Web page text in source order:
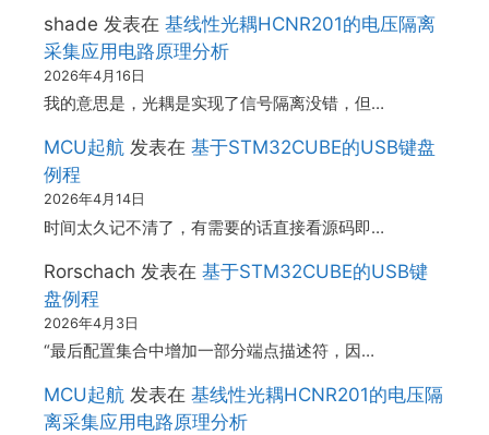
shade 发表在 基线性光耦HCNR201的电压隔离
采集应用电路原理分析
2026年4月16日
我的意思是，光耦是实现了信号隔离没错，但…
MCU起航 发表在 基于STM32CUBE的USB键盘
例程
2026年4月14日
时间太久记不清了，有需要的话直接看源码即…
Rorschach 发表在 基于STM32CUBE的USB键
盘例程
2026年4月3日
“最后配置集合中增加一部分端点描述符，因…
MCU起航 发表在 基线性光耦HCNR201的电压隔
离采集应用电路原理分析